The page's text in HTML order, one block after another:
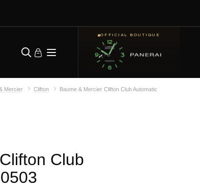
OFFICIAL BOUTIQUE
Mercier Clifton Baume & Mercier Clifton Club Automatic
Club